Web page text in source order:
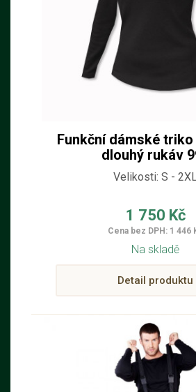
Funkční dámské triko
dlouhý rukáv
Velikosti: S -
1 750 Kč
Cena bez DPH: 1 446
Na skladě
Detail produktu